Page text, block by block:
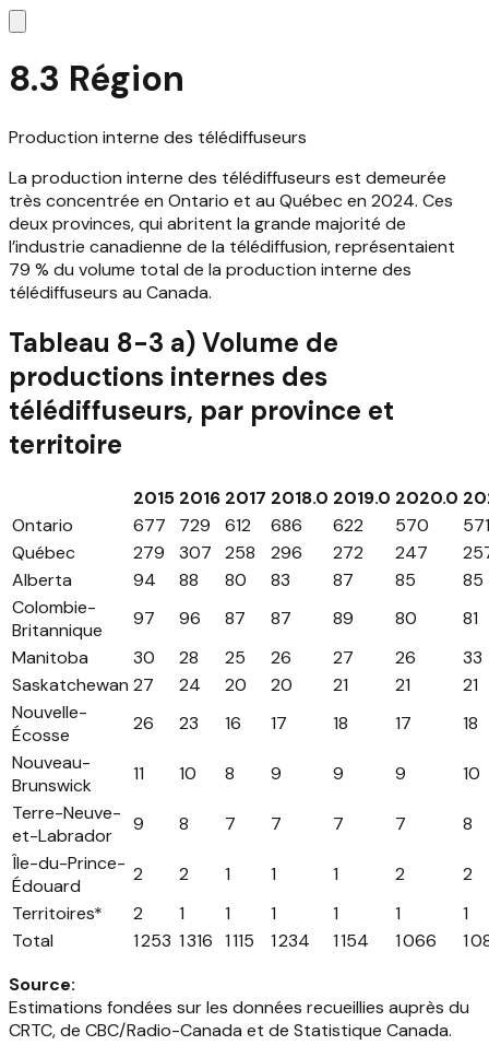
8.3 Région
Production interne des télédiffuseurs
La production interne des télédiffuseurs est demeurée
très concentrée en Ontario et au Québec en 2024. Ces
deux provinces, qui abritent la grande majorité de
l’industrie canadienne de la télédiffusion, représentaient
79 % du volume total de la production interne des
télédiffuseurs au Canada.
Tableau 8-3 a) Volume de
productions internes des
télédiffuseurs, par province et
territoire
2015 2016 2017 2018.0 2019.0 2020.0
Ontario
677 729 612 686 622 570
571
Québec
279 307 258 296 272 247
Alberta
94 88 80 83 87 85
85
Colombie-
Britannique
97 96 87 87 89 80
81
Manitoba
30 28 25 26 27 26
33
Saskatchewan 27 24 20 20 21 21
21
Nouvelle-
Écosse
26 23 16 17 18 17
18
Nouveau-
Brunswick
11 10 8 9 9 9
10
Terre-Neuve-
et-Labrador
9 8 7 7 7 7
8
Île-du-Prince-
Édouard
2 2 1 1 1 2
2
Territoires*
2 1 1 1 1 1
1
Total
1 253 1 316 1 115 1 234 1 154 1 066
1
Source:
Estimations fondées sur les données recueillies auprès du
CRTC, de CBC/Radio-Canada et de Statistique Canada.